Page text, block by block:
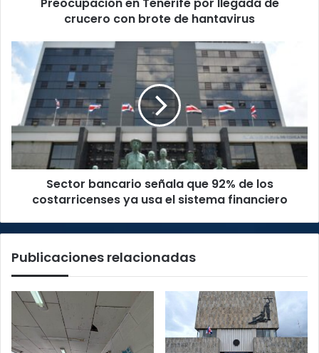
crucero con brote de hantavirus
Sector
bancario
señala
92%
de
los
costarricenses
ya
Sector bancario señala que 92% de los
costarricenses ya usa el sistema financiero
Publicaciones relacionadas